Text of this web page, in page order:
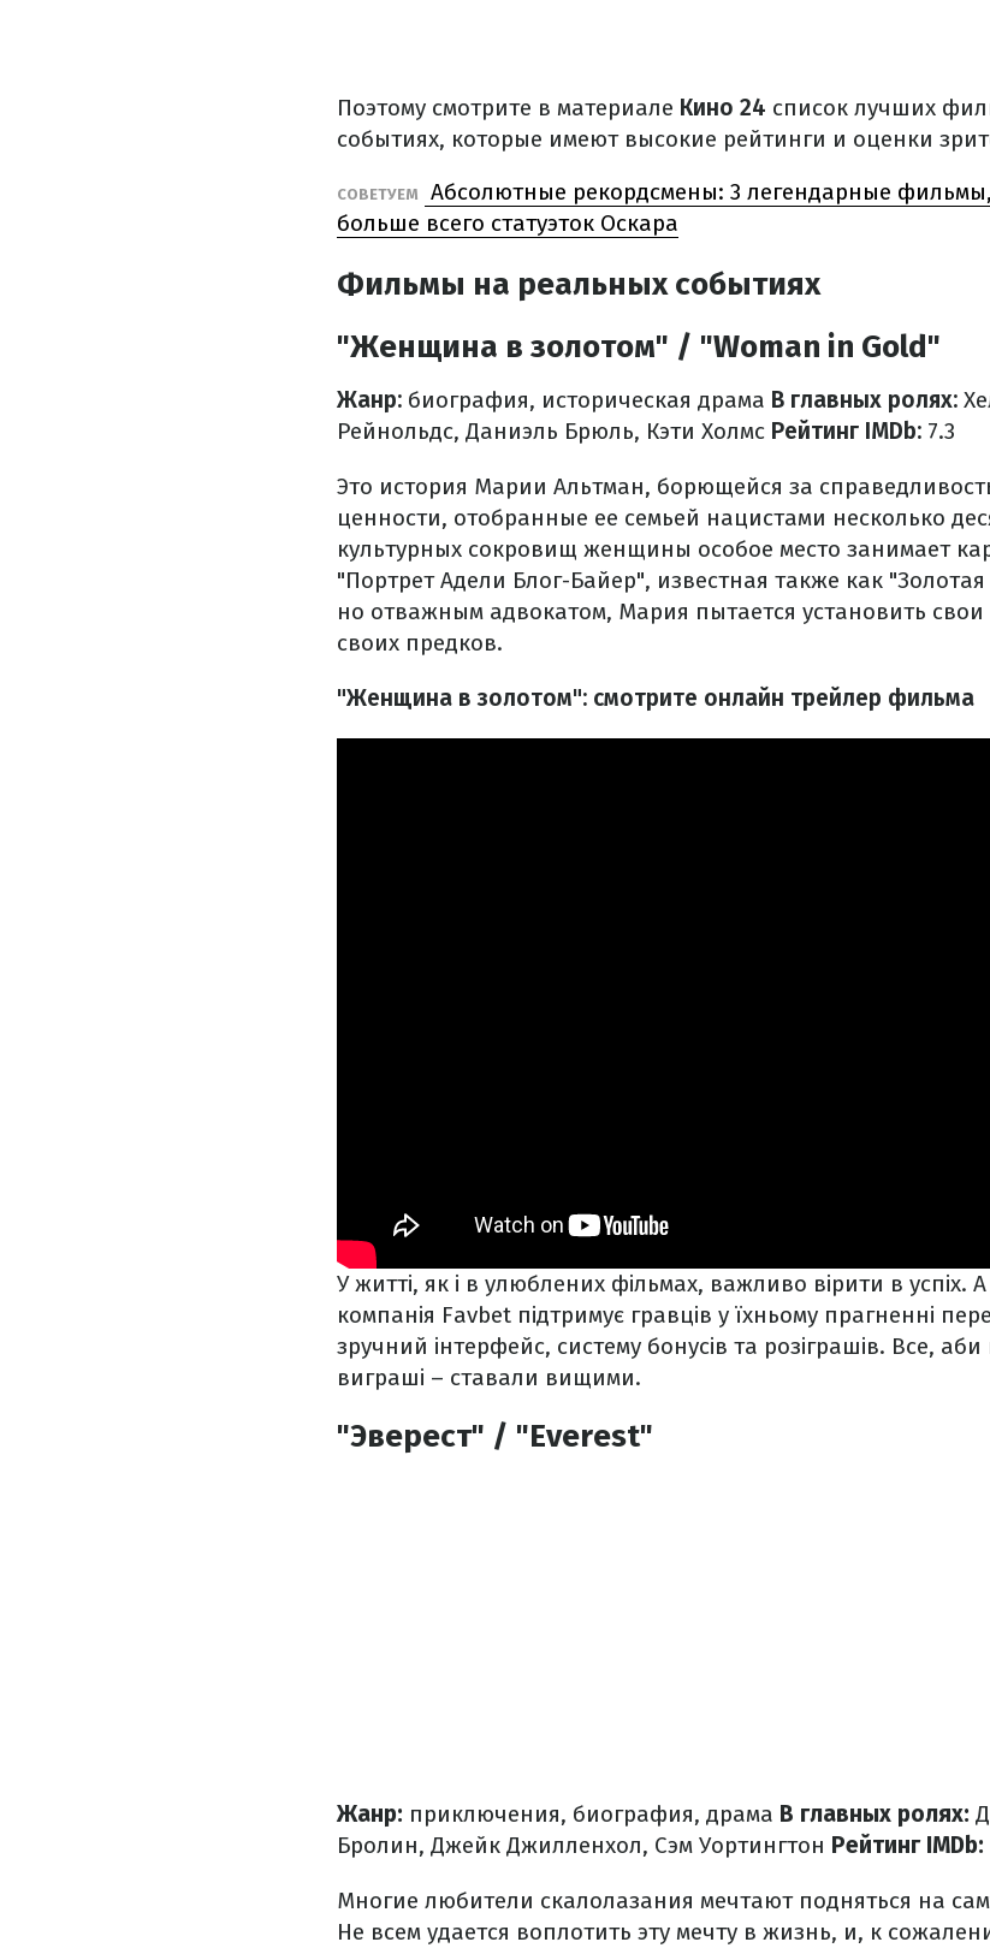
Поэтому смотрите в материале Кино 24 список лучших
событиях, которые имеют высокие рейтинги и оценки
СОВЕТУЕМ
Абсолютные рекордсмены: 3 легендарные
больше всего статуэток Оскара
Фильмы на реальных событиях
"Женщина в золотом" / "Woman in Gold"
Жанр: биография, историческая драма В главных ролях:
Рейнольдс, Даниэль Брюль, Кэти Холмс Рейтинг IMDb: 7.3
Это история Марии Альтман, борющейся за
ценности, отобранные ее семьей нацистами несколько
культурных сокровищ женщины особое место занимает
"Портрет Адели Блог-Байер", известная также как
но отважным адвокатом, Мария пытается установить
своих предков.
"Женщина в золотом": смотрите онлайн трейлер фильма
У житті, як і в улюблених фільмах, важливо вірити в успіх.
компанія Favbet підтримує гравців у їхньому прагненні
зручний інтерфейс, систему бонусів та розіграшів. Все,
виграші – ставали вищими.
"Эверест" / "Everest"
Жанр: приключения, биография, драма В главных ролях:
Бролин, Джейк Джилленхол, Сэм Уортингтон Рейтинг IMDb:
Многие любители скалолазания мечтают подняться на
Не всем удается воплотить эту мечту в жизнь, и, к